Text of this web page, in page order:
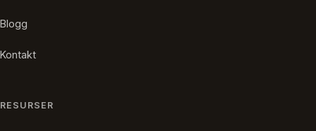
Blogg
Kontakt
RESURSER